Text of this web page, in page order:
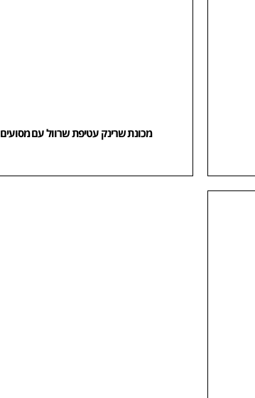
מכונת שרינק עטיפת שרוול עם מסועים